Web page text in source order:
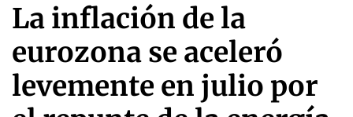
La inflación de la
eurozona se aceleró
levemente en julio por